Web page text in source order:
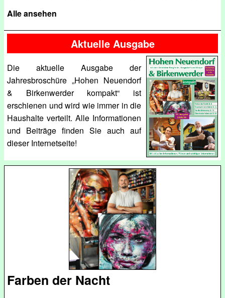
Alle ansehen
Aktuelle Ausgabe
Die aktuelle Ausgabe der
Jahresbroschüre „Hohen Neuendorf
& Birkenwerder kompakt“ ist
erschienen und wird wie immer in die
Haushalte verteilt. Alle Informationen
und Beiträge finden Sie auch auf
dieser Internetseite!
Farben der Nacht